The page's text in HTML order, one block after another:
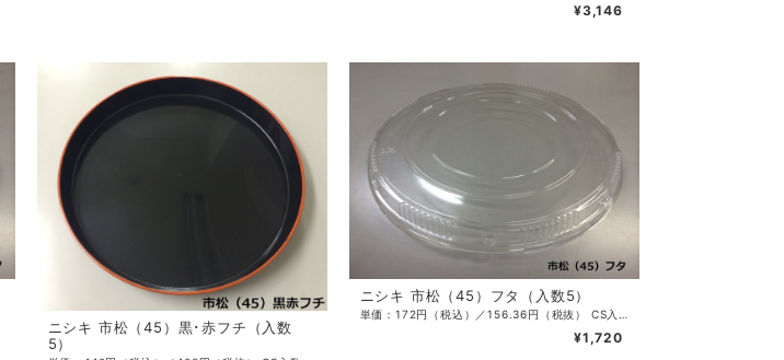
¥3,146
ニシキ 市松（45）黒･赤フチ（入数
5）
ニシキ 市松（45）フタ（入数5）
単価：172円（税込）／156.36円（税抜） CS入数：30 袋入数：5 サイズ：φ450×15 カラー：透明 ・刺身・寿司桶用浅フタ
¥1,720